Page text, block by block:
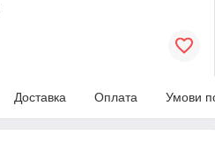
Доставка Оплата Умови